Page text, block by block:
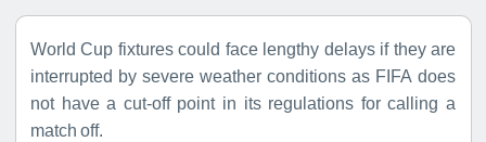
World Cup fixtures could face lengthy delays if they are
interrupted by severe weather conditions as FIFA does
not have a cut-off point in its regulations for calling a
match off.